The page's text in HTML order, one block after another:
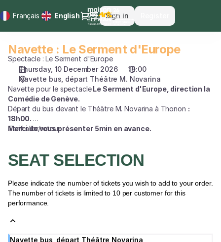
Français Current
English Dialog
Sign in
selection
départ
Théâtre
Novarina
10.12.2026
18:00
Serment
d'Europe]
des
Arts
Navette
:
Serment
d'Europe
Navette : Le Serment d'Europe
Spectacle : Le Serment d'Europe
Thursday, 10 December 2026
18:00
Navette bus, départ Théâtre M. Novarina
Navette pour le spectacleLe Serment d'Europe, direction la
Comédie de Genève.
Départ du bus devant le Théâtre M. Novarina à Thonon :
18h00.
Merci de vous présenter 5min en avance.
Tarif aller/retour
SEAT SELECTION
Please indicate the number of tickets you wish to add to your order.
The number of tickets is limited to 10 per customer for this
performance.
Navette bus, départ Théâtre Novarina